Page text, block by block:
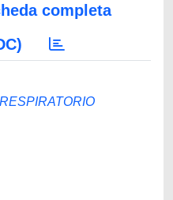
completa